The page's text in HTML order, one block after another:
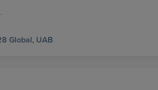
Global, UAB